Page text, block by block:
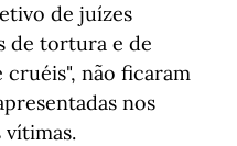
de juízes
de tortura e de
cruéis", não ficaram
nos